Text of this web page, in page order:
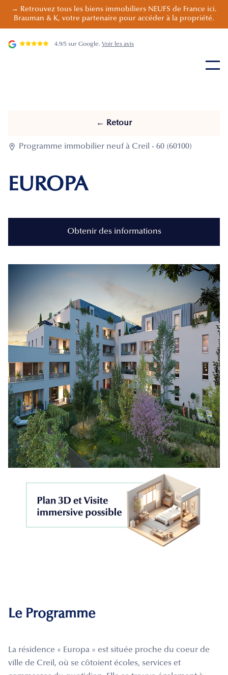
→ Retrouvez tous les biens immobiliers NEUFS de France ici.
Brauman & K, votre partenaire pour accéder à la propriété.
4.9/5 sur Google. Voir les avis
← Retour
 Programme immobilier neuf à Creil - 60 (60100)
EUROPA
Obtenir des informations
Le Programme
La résidence « Europa » est située proche du coeur de
ville de Creil, où se côtoient écoles, services et